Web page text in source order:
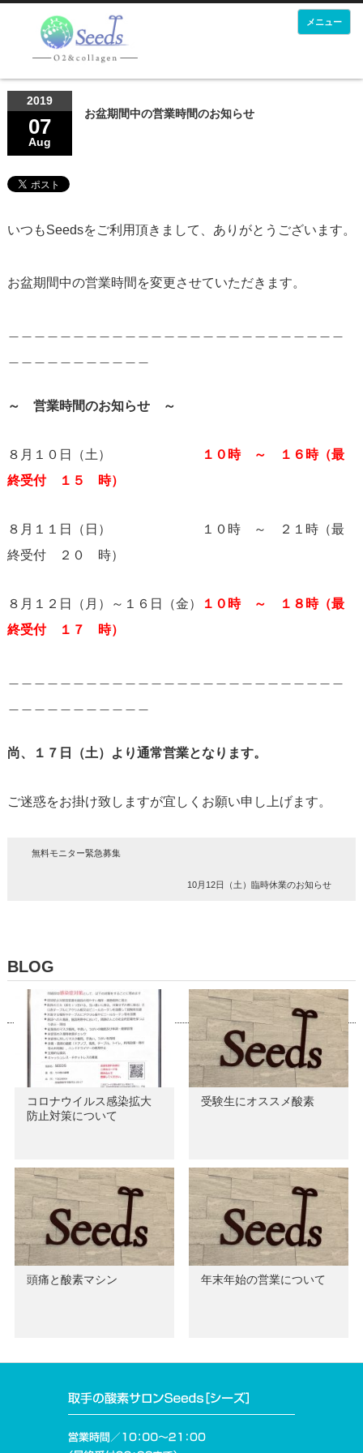
メニュー
2019
07
Aug
お盆期間中の営業時間のお知らせ
いつもSeedsをご利用頂きまして、ありがとうございます。
お盆期間中の営業時間を変更させていただきます。
～ 営業時間のお知らせ ～
８月１０日（土）
１０時 ～ １６時（最
終受付 １５ 時）
８月１１日（日） １０時 ～ ２１時（最
終受付 ２０ 時）
８月１２日（月）～１６日（金）
１０時 ～ １８時（最
終受付 １７ 時）
尚、１７日（土）より通常営業となります。
ご迷惑をお掛け致しますが宜しくお願い申し上げます。
無料モニター緊急募集
10月12日（土）臨時休業のお知らせ
BLOG
コロナウイルス感染拡大
防止対策について
受験生にオススメ酸素
頭痛と酸素マシン 年末年始の営業について